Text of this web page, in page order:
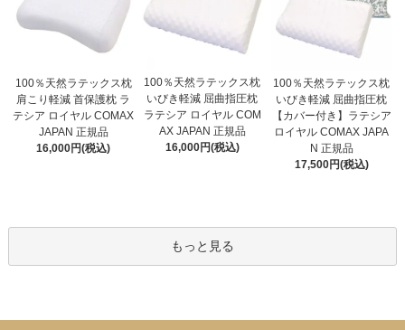
100％天然ラテックス枕
肩こり軽減 首保護枕 ラ
テシア ロイヤル COMAX
JAPAN 正規品
16,000円(税込)
100％天然ラテックス枕
いびき軽減 屈曲指圧枕
ラテシア ロイヤル COM
AX JAPAN 正規品
16,000円(税込)
100％天然ラテックス枕
いびき軽減 屈曲指圧枕
【カバー付き】ラテシア
ロイヤル COMAX JAPA
N 正規品
17,500円(税込)
もっと見る